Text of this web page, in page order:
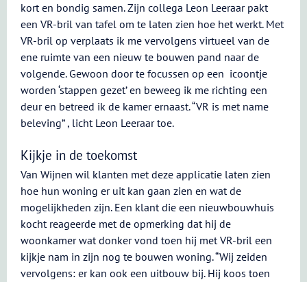
kort en bondig samen. Zijn collega Leon Leeraar pakt
een VR-bril van tafel om te laten zien hoe het werkt. Met
VR-bril op verplaats ik me vervolgens virtueel van de
ene ruimte van een nieuw te bouwen pand naar de
volgende. Gewoon door te focussen op een icoontje
worden ‘stappen gezet’ en beweeg ik me richting een
deur en betreed ik de kamer ernaast. “VR is met name
beleving” , licht Leon Leeraar toe.
Kijkje in de toekomst
Van Wijnen wil klanten met deze applicatie laten zien
hoe hun woning er uit kan gaan zien en wat de
mogelijkheden zijn. Een klant die een nieuwbouwhuis
kocht reageerde met de opmerking dat hij de
woonkamer wat donker vond toen hij met VR-bril een
kijkje nam in zijn nog te bouwen woning. “Wij zeiden
vervolgens: er kan ook een uitbouw bij. Hij koos toen